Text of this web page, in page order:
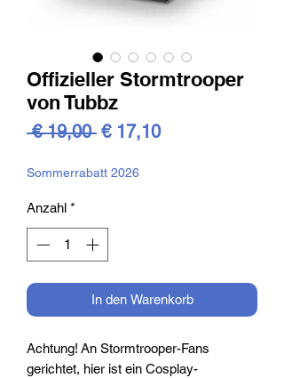
Offizieller Stormtrooper
von Tubbz
€ 19,00 Standardpreis
€ 17,10Sale-
Sommerrabatt 2026
Anzahl *
In den Warenkorb
Achtung! An Stormtrooper-Fans
gerichtet, hier ist ein Cosplay-